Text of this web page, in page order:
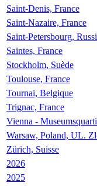
Saint-Denis, France
Saint-Nazaire, France
Saint-Petersbourg,
Saintes, France
Stockholm, Suède
Toulouse, France
Tournai, Belgique
Trignac, France
Vienna -
Warsaw, Poland, UL.
Zürich, Suisse
2026
2025